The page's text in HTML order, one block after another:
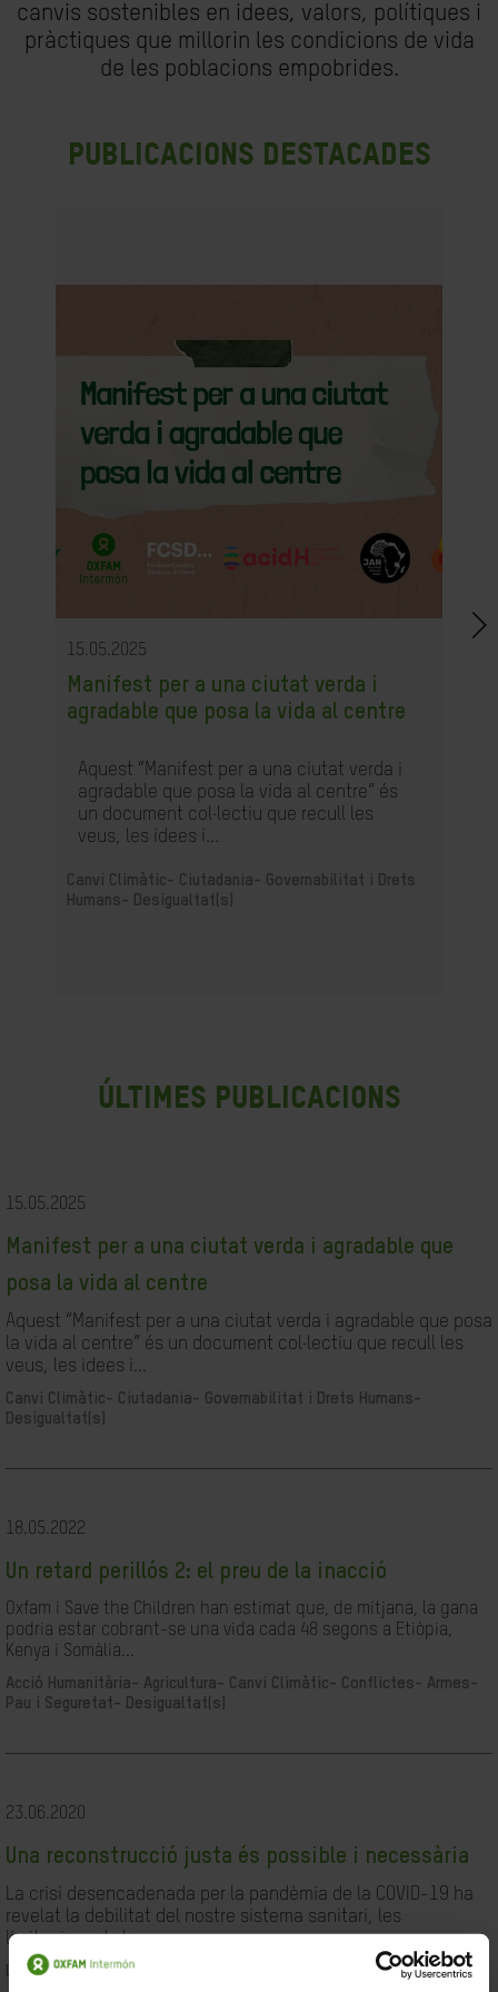
canvis sostenibles en idees, valors, polítiques i
pràctiques que millorin les condicions de vida
de les poblacions empobrides.
Publicacions destacades
15.05.2025
Manifest per a una ciutat verda i
agradable que posa la vida al centre
Aquest “Manifest per a una ciutat verda i
agradable que posa la vida al centre” és
un document col·lectiu que recull les
veus, les idees i...
Canvi Climàtic-
Ciutadania- Governabilitat i Drets
Humans-
Desigualtat(s)
últimes publicacions
15.05.2025
Manifest per a una ciutat verda i agradable que
posa la vida al centre
Aquest “Manifest per a una ciutat verda i agradable que posa
la vida al centre” és un document col·lectiu que recull les
veus, les idees i...
Canvi Climàtic-
Ciutadania- Governabilitat i Drets Humans-
Desigualtat(s)
18.05.2022
Un retard perillós 2: el preu de la inacció
Oxfam i Save the Children han estimat que, de mitjana, la gana
podria estar cobrant-se una vida cada 48 segons a Etiòpia,
Kenya i Somàlia...
Acció Humanitària- Agricultura- Canvi Climàtic-
Conflictes- Armes-
Pau i Seguretat-
Desigualtat(s)
23.06.2020
Una reconstrucció justa és possible i necessària
La crisi desencadenada per la pandèmia de la COVID-19 ha
revelat la debilitat del nostre sistema sanitari, les
limitacions de les...
Desigualtat(s)